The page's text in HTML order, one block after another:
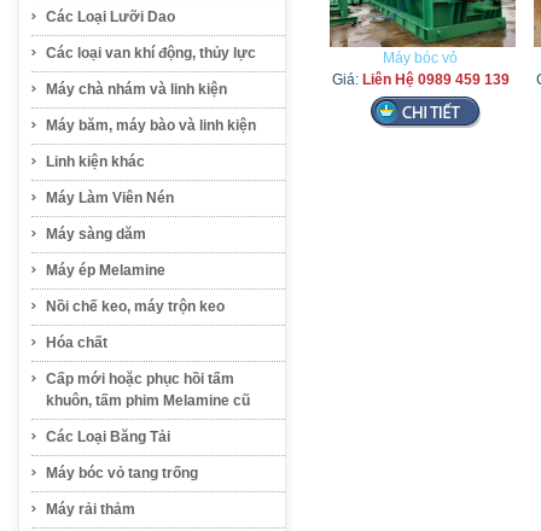
Các Loại Lưỡi Dao
Các loại van khí động, thủy lực
Máy chà nhám và linh kiện
Máy băm, máy bào và linh kiện
Linh kiện khác
Máy Làm Viên Nén
Máy sàng dăm
Máy ép Melamine
Nồi chế keo, máy trộn keo
Hóa chất
Cấp mới hoặc phục hồi tấm
khuôn, tấm phim Melamine cũ
Các Loại Băng Tải
Máy bóc vỏ tang trống
Máy rải thảm
Máy bóc vỏ
Giá: Liên Hệ 0989 459 139